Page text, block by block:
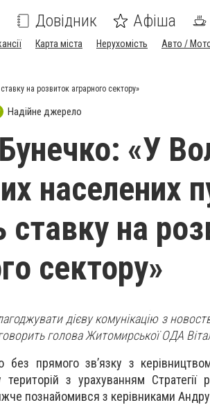
Довідник Афіша
Карта міста Нерухомість Авто /
на розвиток аграрного сектору»
Надійне джерело
«У
населених
ставку на
сектору»
дієву комунікацію з
голова Житомирської ОДА
прямого зв’язку з
територій з урахуванням
познайомився з керівниками